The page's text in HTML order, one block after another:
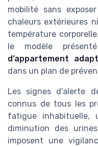
mobilité sans
chaleurs extérieures
température
le modèle
d’appartement
dans un plan de
Les signes d’alerte
connus de tous les
fatigue inhabituelle,
diminution des
imposent une